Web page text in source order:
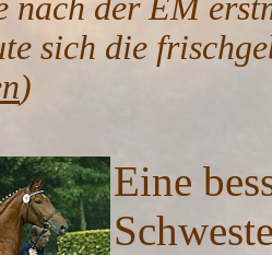
der EM
sich die
)
Eine